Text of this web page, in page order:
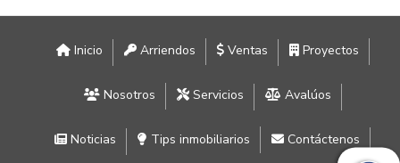
Inicio Arriendos Ventas Proyectos
Nosotros Servicios Avalúos
Noticias Tips inmobiliarios Contáctenos